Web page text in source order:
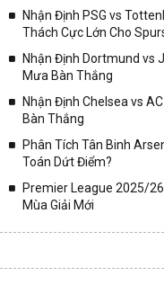
✓ VĐQG Đức;
✓ VĐQG Pháp;
✓ Liên Đoàn Anh;
✓ U23 Châu Á;
✓ Euro 2020;
✓ VLWC KV Châu Á;
✓ Các giải đấu bóng đá
Nhận Định PSG vs
Thách Cực Lớn Cho
Nhận Định Dortmund vs
Mưa Bàn Thắng
Nhận Định Chelsea vs
Bàn Thắng
Phân Tích Tân Binh
Toán Dứt Điểm?
Premier League 2025/
Mùa Giải Mới